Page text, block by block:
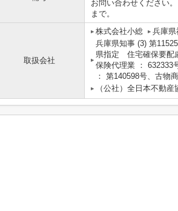
お問い合わせください
まで。
取扱会社
株式会社小総 兵庫県
兵庫県知事 (3) 第
県指定 住宅確保要配
保険代理業 ： 632333
： 第140598号、古物
（公社）全日本不動産